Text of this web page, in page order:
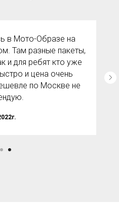
в Мото-Образе на
Там разные пакеты,
и для ребят кто уже
и цена очень
по Москве не